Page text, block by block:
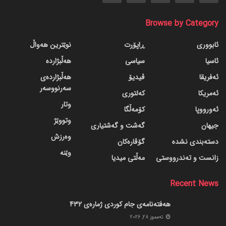
Browse by Category
ئابووری
ئاسیا
ئەفریقا
ئەمریکا
ئەورووپا
جیهان
دسته‌بندی نشده
زانست و تەندرووستی
ڕاپۆرت
سیاسی
ڤیدیۆ
کەلتوری
کۆمەڵگا
گه‌شت و گه‌شتیاری
گۆڤاره‌کان
مەڵتی میدیا
نوێترین هەواڵ
هەڵبژاردە
هەڵبژاردەی
سەرنووسەر
وتار
وتووێژ
وەرزش
وێنە
Recent News
هەفتەنامەی جام کوردی ژمارەی 432
ته‌مموز 28, 2026